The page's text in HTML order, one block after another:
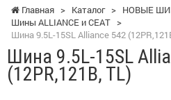
Главная > Каталог > НОВЫЕ
Шины ALLIANCE и СЕАТ >
Шина 9.5L-15SL Alliance 542
Шина 9.5L-15SL
(12PR,121B, TL)